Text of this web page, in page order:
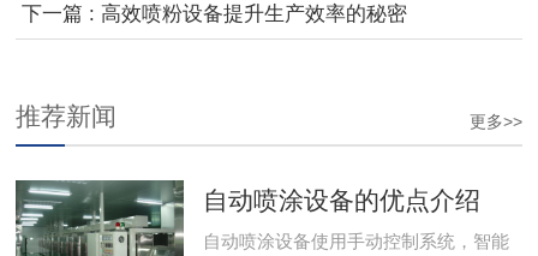
下一篇 : 高效喷粉设备提升生产效率的秘密
更多>>
推荐新闻
自动喷涂设备的优点介绍
自动喷涂设备使用手动控制系统，智能